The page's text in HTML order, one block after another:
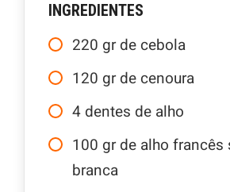
INGREDIENTES
220 gr de cebola
120 gr de cenoura
4 dentes de alho
100 gr de alho francês
branca